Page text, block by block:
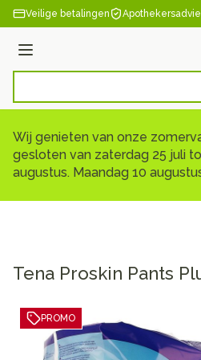
Ga naar de inhoud
Veilige betalingen
Menu
Wij genieten van onze
gesloten van zaterdag 25 juli
augustus. Maandag 10
Tena Proskin Pants
PROMO